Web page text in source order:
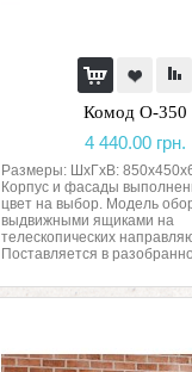
Комод О-350
4 440.00 грн.
Размеры: ШхГхВ:
Корпус и фасады
цвет на выбор. Модель
выдвижными ящиками на
телескопических
Поставляется в